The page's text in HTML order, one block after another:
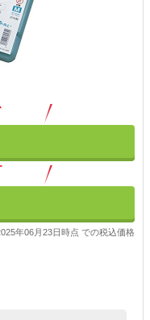
年06月23日時点 での税込価格